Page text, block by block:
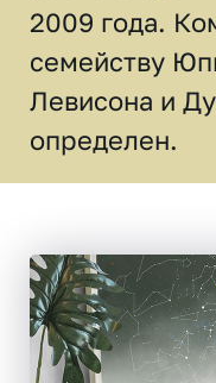
2009 года.
семейству
Левисона и
определен.